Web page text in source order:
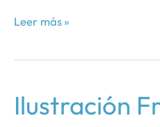
Leer más »
Ilustración
Ilustración
Frida
Cat